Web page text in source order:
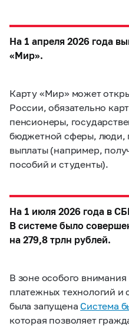
На 1 апреля 2026 года
«Мир».
Карту «Мир» может
России, обязательно
пенсионеры,
бюджетной сферы,
выплаты (например,
пособий и студенты).
На 1 июля 2026 года в
В системе было
на 279,8 трлн рублей.
В зоне особого
платежных технологий и
была запущена Система
которая позволяет